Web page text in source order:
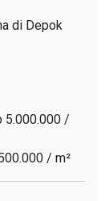
di Depok
5.000.000 /
/ m²